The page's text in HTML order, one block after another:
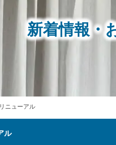
新着情報・
ニューアル
ル